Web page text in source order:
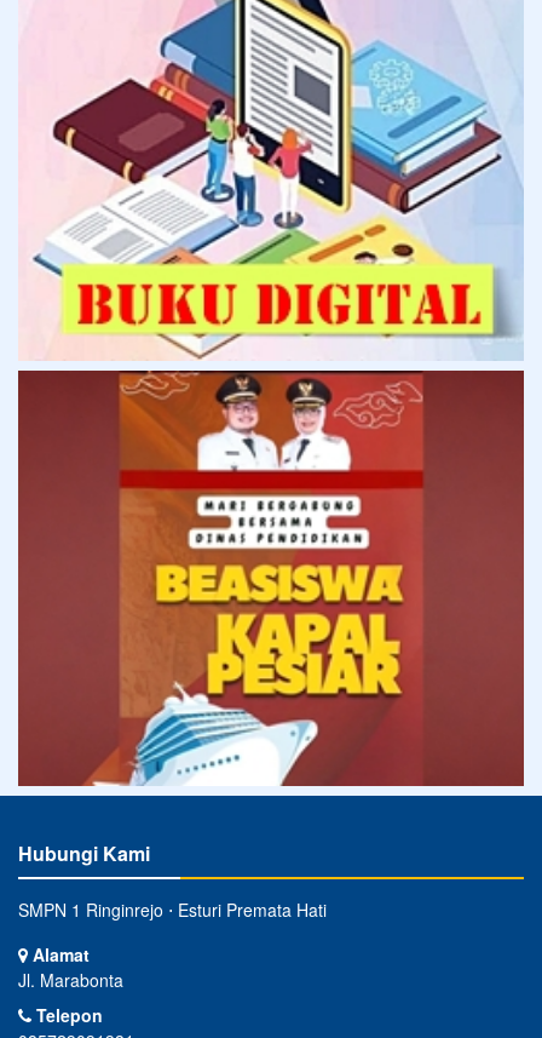
Hubungi Kami
SMPN 1 Ringinrejo ⋅ Esturi Premata Hati
Alamat
Jl. Marabonta
Telepon